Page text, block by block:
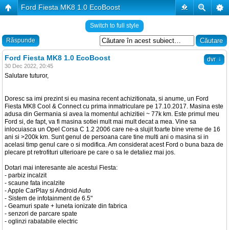
�
Ford Fiesta MK8 1.0 EcoBoost
Switch to full style
Răspunde
dvr ↓
Ford Fiesta MK8 1.0 EcoBoost
30 Dec 2022, 20:45
Salutare tuturor,
Doresc sa imi prezint si eu masina recent achizitionata, si anume, un Ford
Fiesta MK8 Cool & Connect cu prima inmatriculare pe 17.10.2017. Masina este
adusa din Germania si avea la momentul achizitiei ~ 77k km. Este primul meu
Ford si, de fapt, va fi masina sotiei mult mai mult decat a mea. Vine sa
inlocuiasca un Opel Corsa C 1.2 2006 care ne-a slujit foarte bine vreme de 16
ani si >200k km. Sunt genul de persoana care tine multi ani o masina si in
acelasi timp genul care o si modifica. Am considerat acest Ford o buna baza de
plecare pt retrofituri ulterioare pe care o sa le detaliez mai jos.
Dotari mai interesante ale acestui Fiesta:
- parbiz incalzit
- scaune fata incalzite
- Apple CarPlay si Android Auto
- Sistem de infotainment de 6.5"
- Geamuri spate + luneta ionizate din fabrica
- senzori de parcare spate
- oglinzi rabatabile electric